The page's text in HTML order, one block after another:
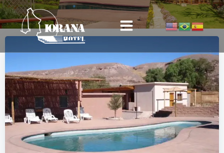
Saltar
contenido